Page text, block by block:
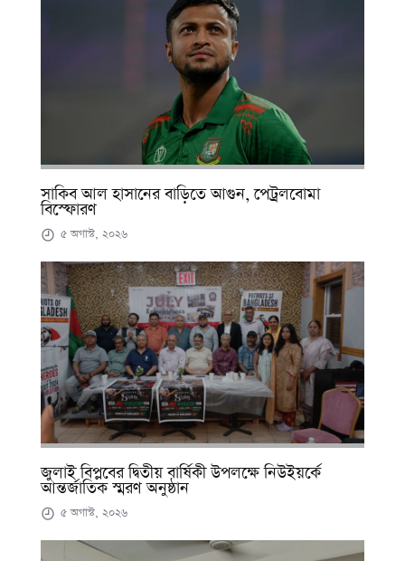
সাকিব আল হাসানের বাড়িতে আগুন, পেট্রলবোমা
বিস্ফোরণ
৫ অগাস্ট, ২০২৬
জুলাই বিপ্লবের দ্বিতীয় বার্ষিকী উপলক্ষে নিউইয়র্কে
আন্তর্জাতিক স্মরণ অনুষ্ঠান
৫ অগাস্ট, ২০২৬